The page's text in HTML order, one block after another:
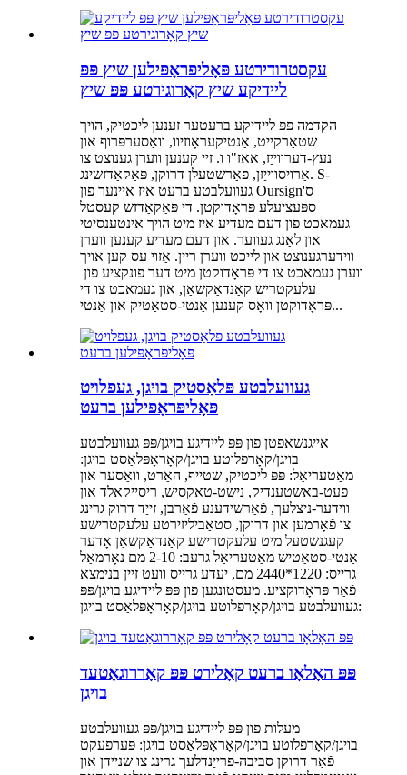
עקסטרודירטע פּאָליפּראָפּילען שיץ פּפּ
ליידיקע שיץ קאָרוגירטע פּפּ שיץ
הקדמה פּפּ ליידיקע ברעטער זענען ליכטיק, הויך
שטאַרקייט, אַנטיקעראָוזיוו, וואַסערפּרוף און
נעץ-דערווייַז, אאז"ו ו. זיי קענען ווערן גענוצט צו
אַרויסווייַזן, פאַרשטעלן דרוקן, פּאַקאַדזשינג. S-
געוועלבטע ברעט איז איינער פון Oursign'ס
ספּעציעלע פּראָדוקטן. די פּאַקאַדזש קעסטל
געמאכט פון דעם מעדיע איז מיט הויך אינטענסיטי
און לאַנג געווער. און דעם מעדיע קענען ווערן
ווידערגענוצט און לייכט ווערן ריין. אַזוי עס קען אויך
ווערן געמאכט צו די פּראָדוקטן מיט דער פונקציע פון ​​
עלעקטריש קאַנדאַקשאַן, און געמאכט צו די
פּראָדוקטן וואָס קענען אַנטי-סטאַטיק און אַנטי...
געוועלבטע פּלאַסטיק בויגן, געפלויט
פּאָליפּראָפּילען ברעט
אייגנשאפטן פון פּפּ ליידיגע בויגן/פּפּ געוועלבטע
בויגן/קאָרפלוטע בויגן/קאָראָפּלאַסט בויגן:
מאַטעריאַל: פּפּ ליכטיק, שטייף, האַרט, וואַסער און
פעט-באַשטענדיק, נישט-טאַקסיש, ריסייקאַלד און
ווידער-ניצלעך, פֿאַרשידענע פֿאַרבן, זייַד דרוק גרינג
צו פֿאָרמען און דרוקן, סטאַביליזירטע עלעקטרישע
קעגנשטעל מיט עלעקטרישע קאַנדאַקשאַן אָדער
אַנטי-סטאַטיש מאַטעריאַל גרעב: 2-10 מם נאָרמאַל
גרייס: 1220*2440 מם, יעדע גרייס וועט זיין בנימצא
פֿאַר פּראָדוקציע. מעסטונגען פון פּפּ ליידיגע בויגן/פּפּ
געוועלבטע בויגן/קאָרפלוטע בויגן/קאָראָפּלאַסט בויגן:
פּפּ האָלאָו ברעט קאָלירט פּפּ קאָררוגאַטעד
בויגן
מעלות פון פּפּ ליידיגע בויגן/פּפּ געוועלבטע
בויגן/קאָרפלוטע בויגן/קאָראָפּלאַסט בויגן: פּערפעקט
פֿאַר דרוקן סביבה-פרייַנדלעך גרינג צו שניידן און